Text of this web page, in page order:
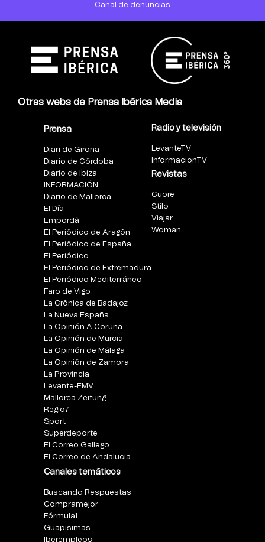
Canal de denuncias
Otras webs de Prensa Ibérica Media
Prensa
Diari de Girona
Diario de Córdoba
Diario de Ibiza
INFORMACIÓN
Diario de Mallorca
El Día
Empordà
El Periódico de Aragón
El Periódico de España
El Periódico
El Periódico de Extremadura
El Periódico Mediterráneo
Faro de Vigo
La Crónica de Badajoz
La Nueva España
La Opinión A Coruña
La Opinión de Murcia
La Opinión de Málaga
La Opinión de Zamora
La Provincia
Levante-EMV
Mallorca Zeitung
Regio7
Sport
Superdeporte
El Correo Gallego
El Correo de Andalucia
Canales temáticos
Buscando Respuestas
Compramejor
Fórmula1
Guapisimas
Iberempleos
Radio y televisión
LevanteTV
InformacionTV
Revistas
Cuore
Stilo
Viajar
Woman